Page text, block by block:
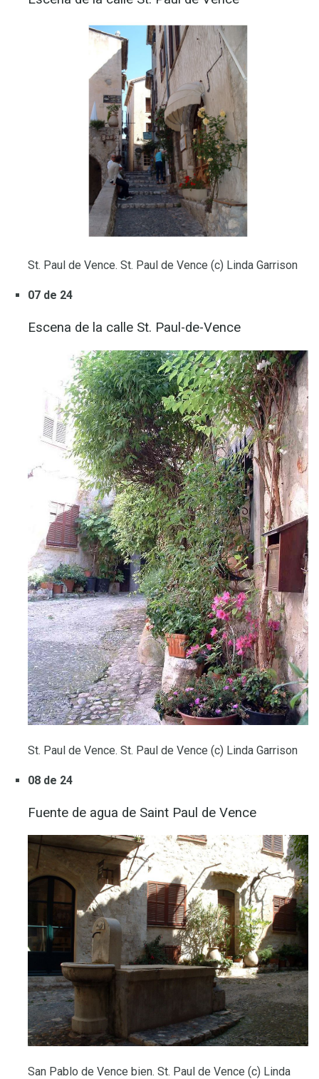
St. Paul de Vence. St. Paul de Vence (c) Linda Garrison
07 de 24
Escena de la calle St. Paul-de-Vence
St. Paul de Vence. St. Paul de Vence (c) Linda Garrison
08 de 24
Fuente de agua de Saint Paul de Vence
San Pablo de Vence bien. St. Paul de Vence (c) Linda